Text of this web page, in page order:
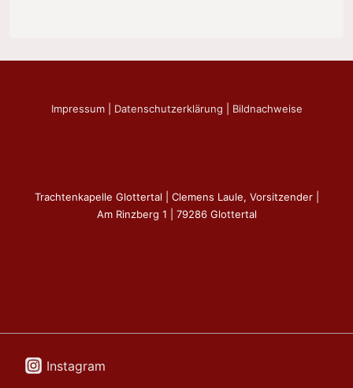
Impressum| Datenschutzerklärung Bildnachweise
Trachtenkapelle Glottertal | Clemens Laule, Vorsitzender |
Am Rinzberg 1 | 79286 Glottertal
Instagram